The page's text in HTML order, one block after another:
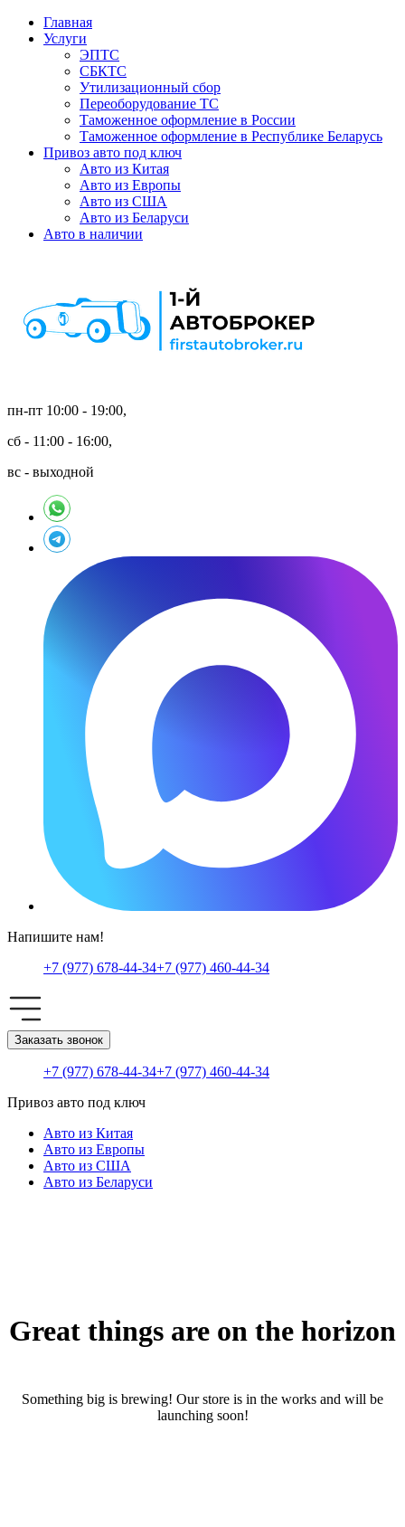
Главная
Услуги
ЭПТС
СБКТС
Утилизационный сбор
Переоборудование ТС
Таможенное оформление в России
Таможенное оформление в Республике Беларусь
Привоз авто под ключ
Авто из Китая
Авто из Европы
Авто из США
Авто из Беларуси
Авто в наличии
пн-пт 10:00 - 19:00,
сб - 11:00 - 16:00,
вс - выходной
Напишите нам!
+7 (977) 678-44-34+7 (977) 460-44-34
Заказать звонок
+7 (977) 678-44-34+7 (977) 460-44-34
Привоз авто под ключ
Авто из Китая
Авто из Европы
Авто из США
Авто из Беларуси
Great things are on the horizon
Something big is brewing! Our store is in the works and will be
launching soon!